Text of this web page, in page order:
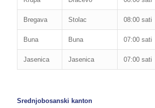
Bregava Stolac 08:00 sati
Buna Buna 07:00 sati
Jasenica Jasenica 07:00 sati
Srednjobosanski kanton